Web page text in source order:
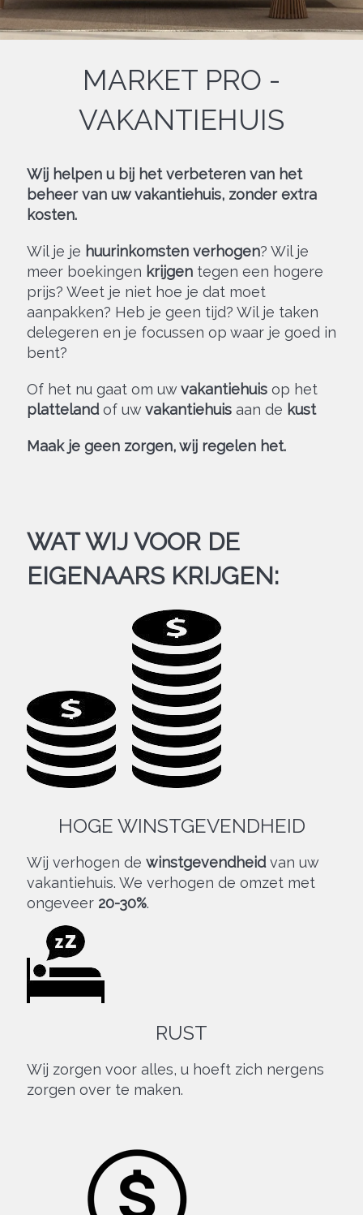
MARKET PRO -
VAKANTIEHUIS
Wij helpen u bij het verbeteren van het
beheer van uw vakantiehuis, zonder extra
kosten.
Wil je je huurinkomsten verhogen? Wil je
meer boekingen krijgentegen een hogere
prijs? Weet je niet hoe je dat moet
aanpakken? Heb je geen tijd? Wil je taken
delegeren en je focussen op waar je goed in
bent?
Of het nu gaat om uwvakantiehuisop het
plattelandof uwvakantiehuisaan de kust
Maak je geen zorgen, wij regelen het.
WAT WIJ VOOR DE
EIGENAARS KRIJGEN:
HOGE WINSTGEVENDHEID
Wij verhogen de winstgevendheidvan uw
vakantiehuis. We verhogen de omzet met
ongeveer 20-30%.
RUST
Wij zorgen voor alles, u hoeft zich nergens
zorgen over te maken.